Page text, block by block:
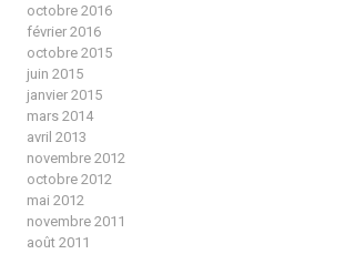
octobre 2016
février 2016
octobre 2015
juin 2015
janvier 2015
mars 2014
avril 2013
novembre 2012
octobre 2012
mai 2012
novembre 2011
août 2011